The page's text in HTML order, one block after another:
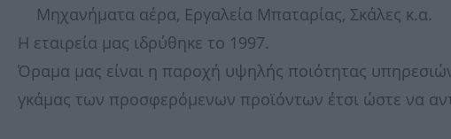
Μηχανήματα αέρα, Εργαλεία Μπαταρίας, Σκάλες κ.α.
Η εταιρεία μας ιδρύθηκε το 1997.
Όραμα μας είναι η παροχή υψηλής ποιότητας
γκάμας των προσφερόμενων προϊόντων έτσι ώστε να